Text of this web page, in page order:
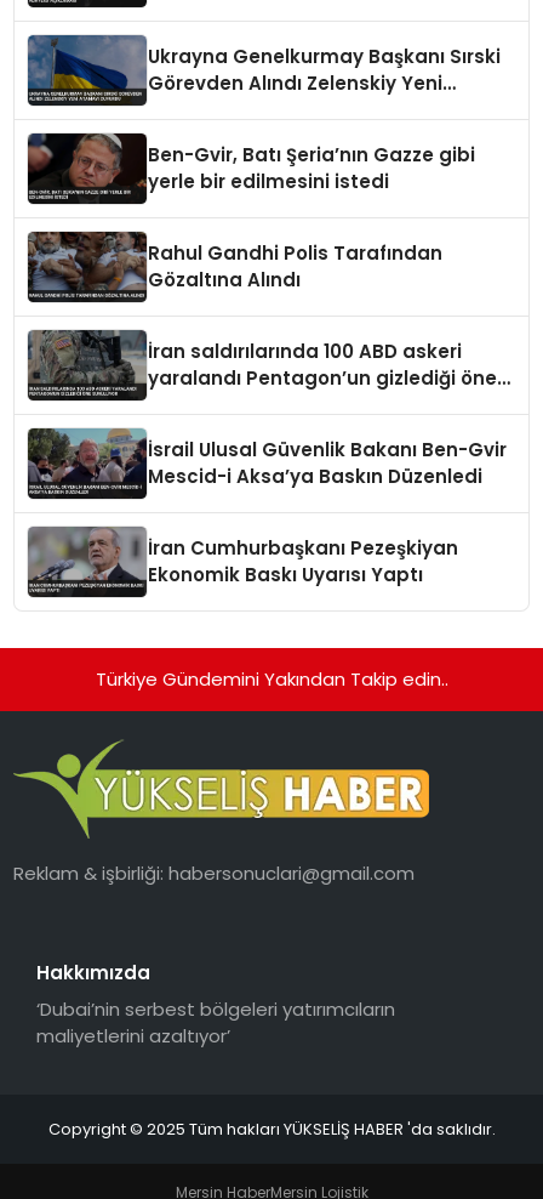
Ukrayna Genelkurmay Başkanı Sırski
Görevden Alındı Zelenskiy Yeni
Ben-Gvir, Batı Şeria’nın Gazze gibi
yerle bir edilmesini istedi
Rahul Gandhi Polis Tarafından
Gözaltına Alındı
İran saldırılarında 100 ABD askeri
yaralandı Pentagon’un gizlediği öne
İsrail Ulusal Güvenlik Bakanı Ben-Gvir
Mescid-i Aksa’ya Baskın Düzenledi
İran Cumhurbaşkanı Pezeşkiyan
Ekonomik Baskı Uyarısı Yaptı
Türkiye Gündemini Yakından Takip edin..
Reklam & işbirliği:habersonuclari@gmail.com
Hakkımızda
‘Dubai’nin serbest bölgeleri yatırımcıların
maliyetlerini azaltıyor’
Copyright © 2025 Tüm hakları YÜKSELİŞ HABER 'da saklıdır.
Mersin HaberMersin Lojistik